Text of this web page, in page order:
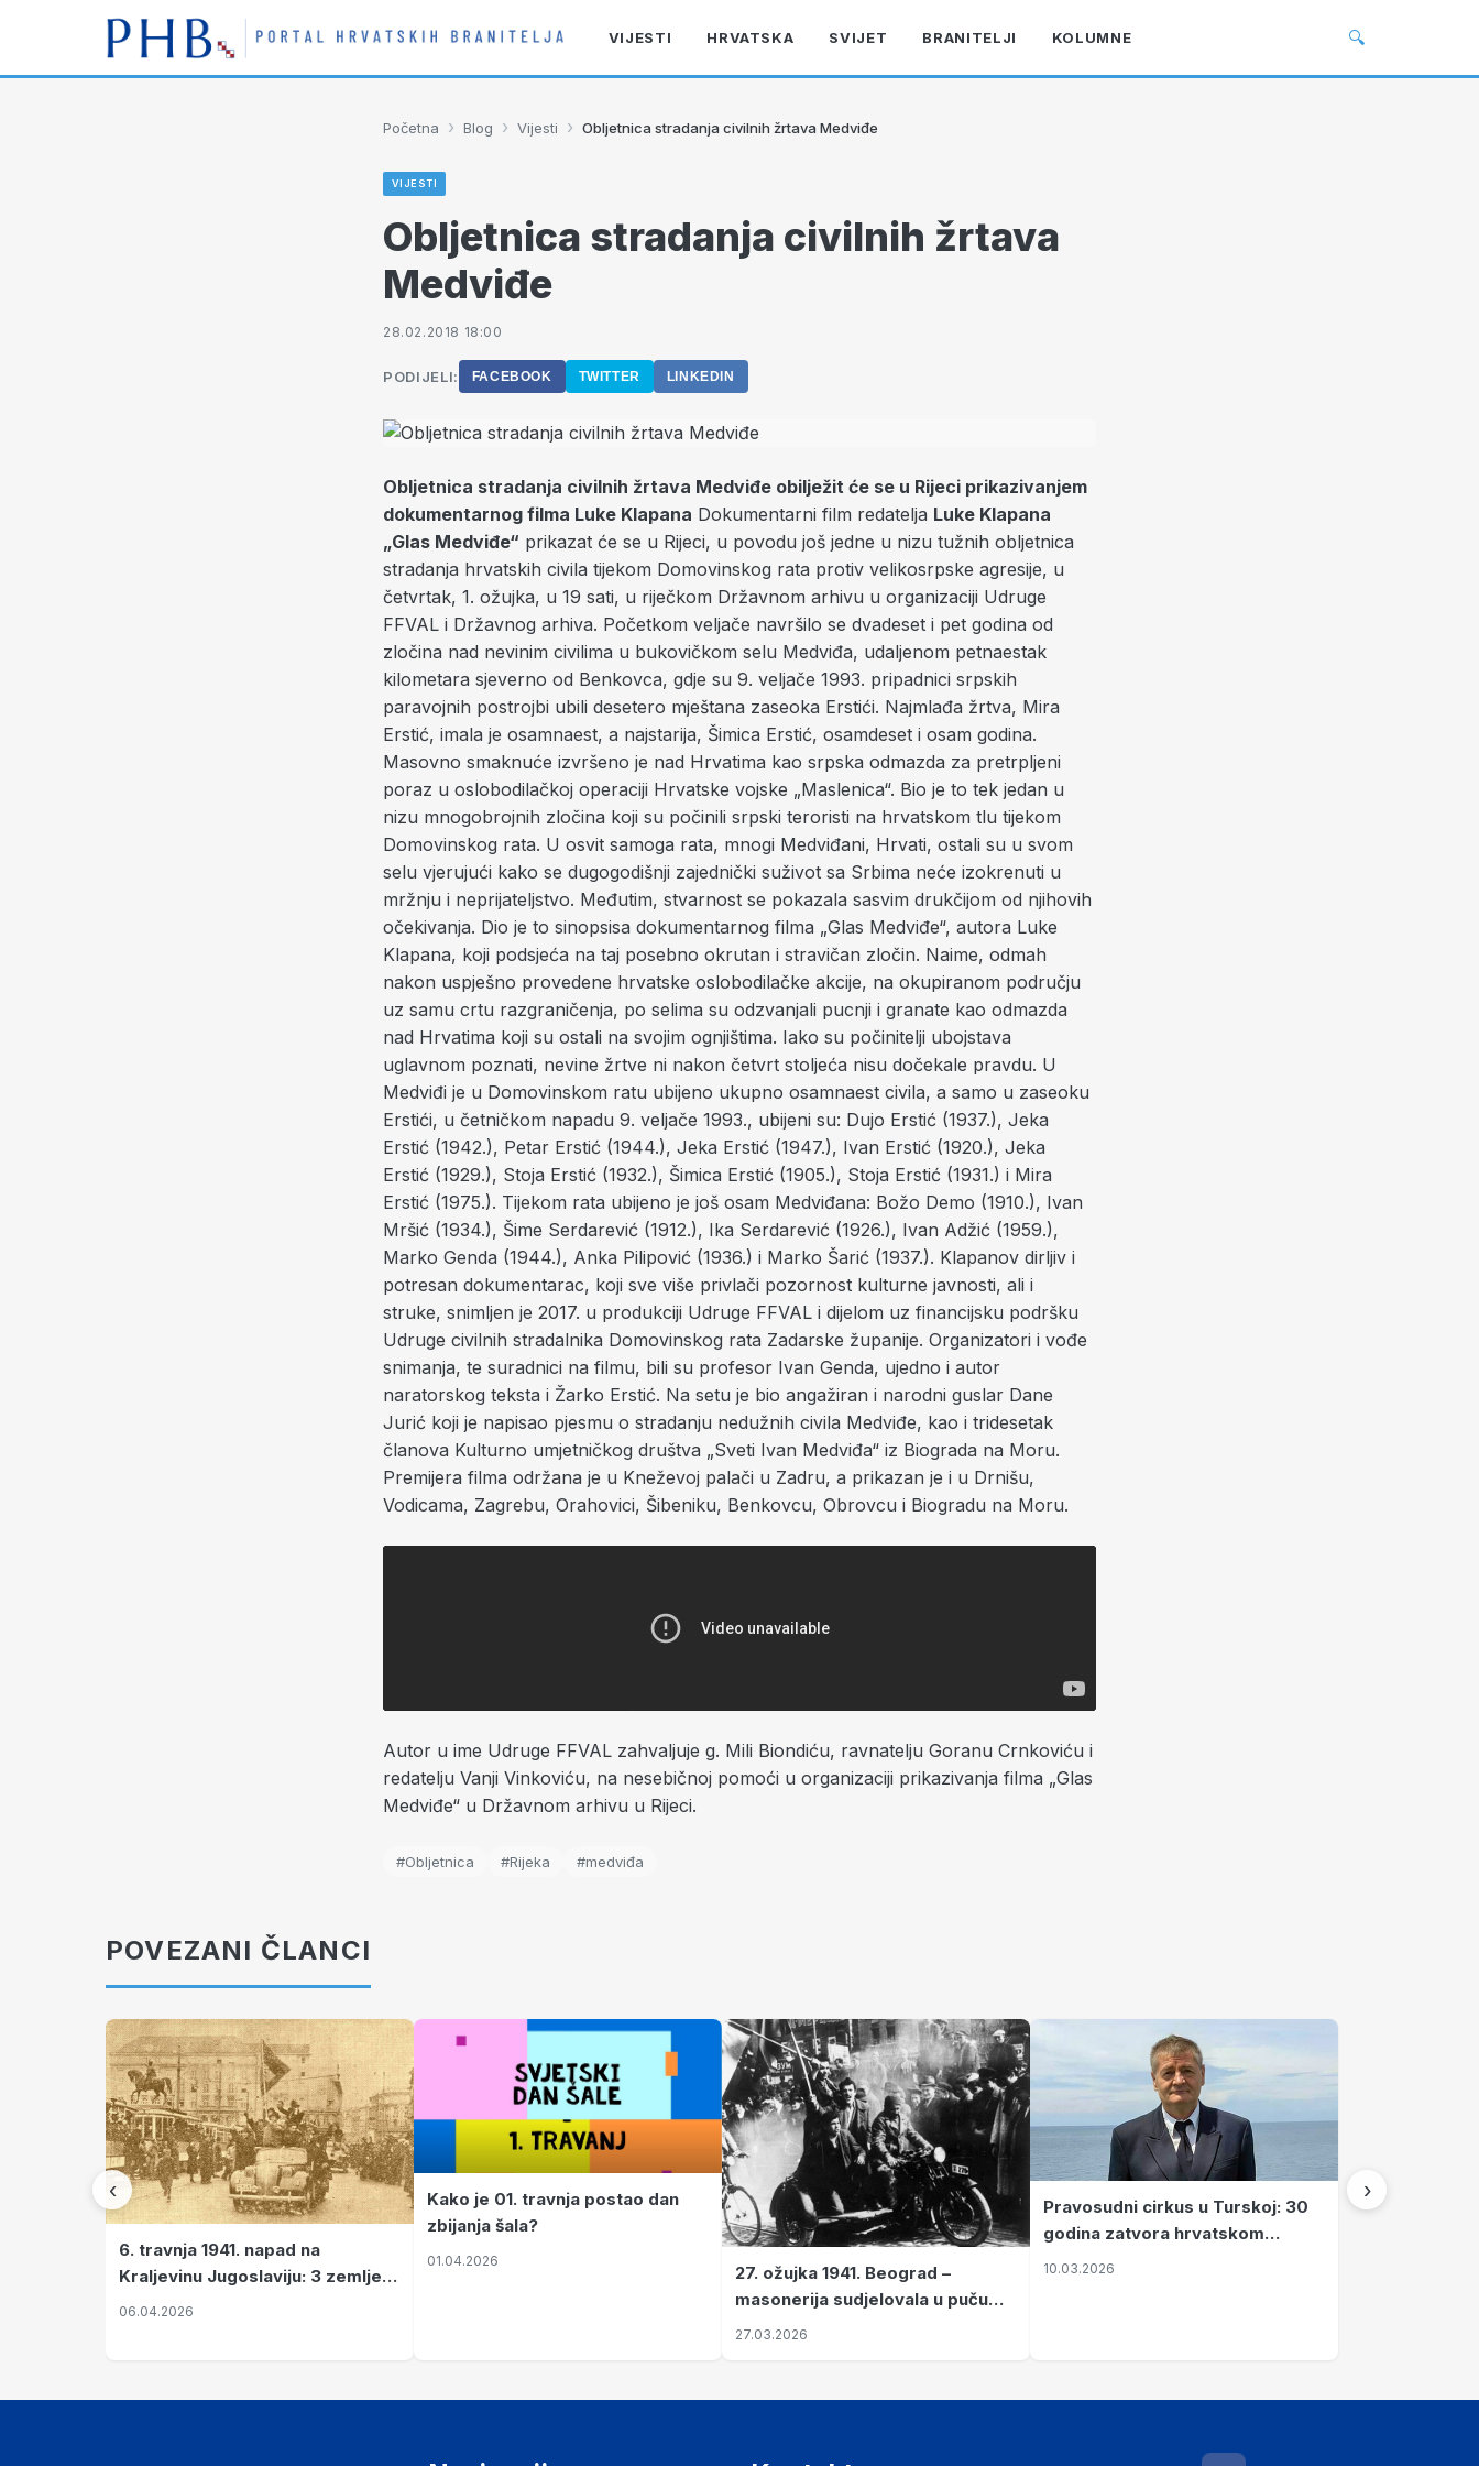
VIJESTI HRVATSKA SVIJET BRANITELJI KOLUMNE 🔍
Početna › Blog › Vijesti › Obljetnica stradanja civilnih žrtava Medviđe
VIJESTI
Obljetnica stradanja civilnih žrtava
Medviđe
28.02.2018 18:00
PODIJELI: FACEBOOK TWITTER LINKEDIN
Obljetnica stradanja civilnih žrtava Medviđe obilježit će se u Rijeci prikazivanjem
dokumentarnog filma Luke Klapana Dokumentarni film redatelja Luke Klapana
„Glas Medviđe“ prikazat će se u Rijeci, u povodu još jedne u nizu tužnih obljetnica
stradanja hrvatskih civila tijekom Domovinskog rata protiv velikosrpske agresije, u
četvrtak, 1. ožujka, u 19 sati, u riječkom Državnom arhivu u organizaciji Udruge
FFVAL i Državnog arhiva. Početkom veljače navršilo se dvadeset i pet godina od
zločina nad nevinim civilima u bukovičkom selu Medviđa, udaljenom petnaestak
kilometara sjeverno od Benkovca, gdje su 9. veljače 1993. pripadnici srpskih
paravojnih postrojbi ubili desetero mještana zaseoka Erstići. Najmlađa žrtva, Mira
Erstić, imala je osamnaest, a najstarija, Šimica Erstić, osamdeset i osam godina.
Masovno smaknuće izvršeno je nad Hrvatima kao srpska odmazda za pretrpljeni
poraz u oslobodilačkoj operaciji Hrvatske vojske „Maslenica“. Bio je to tek jedan u
nizu mnogobrojnih zločina koji su počinili srpski teroristi na hrvatskom tlu tijekom
Domovinskog rata. U osvit samoga rata, mnogi Medviđani, Hrvati, ostali su u svom
selu vjerujući kako se dugogodišnji zajednički suživot sa Srbima neće izokrenuti u
mržnju i neprijateljstvo. Međutim, stvarnost se pokazala sasvim drukčijom od njihovih
očekivanja. Dio je to sinopsisa dokumentarnog filma „Glas Medviđe“, autora Luke
Klapana, koji podsjeća na taj posebno okrutan i stravičan zločin. Naime, odmah
nakon uspješno provedene hrvatske oslobodilačke akcije, na okupiranom području
uz samu crtu razgraničenja, po selima su odzvanjali pucnji i granate kao odmazda
nad Hrvatima koji su ostali na svojim ognjištima. Iako su počinitelji ubojstava
uglavnom poznati, nevine žrtve ni nakon četvrt stoljeća nisu dočekale pravdu. U
Medviđi je u Domovinskom ratu ubijeno ukupno osamnaest civila, a samo u zaseoku
Erstići, u četničkom napadu 9. veljače 1993., ubijeni su: Dujo Erstić (1937.), Jeka
Erstić (1942.), Petar Erstić (1944.), Jeka Erstić (1947.), Ivan Erstić (1920.), Jeka
Erstić (1929.), Stoja Erstić (1932.), Šimica Erstić (1905.), Stoja Erstić (1931.) i Mira
Erstić (1975.). Tijekom rata ubijeno je još osam Medviđana: Božo Demo (1910.), Ivan
Mršić (1934.), Šime Serdarević (1912.), Ika Serdarević (1926.), Ivan Adžić (1959.),
Marko Genda (1944.), Anka Pilipović (1936.) i Marko Šarić (1937.). Klapanov dirljiv i
potresan dokumentarac, koji sve više privlači pozornost kulturne javnosti, ali i
struke, snimljen je 2017. u produkciji Udruge FFVAL i dijelom uz financijsku podršku
Udruge civilnih stradalnika Domovinskog rata Zadarske županije. Organizatori i vođe
snimanja, te suradnici na filmu, bili su profesor Ivan Genda, ujedno i autor
naratorskog teksta i Žarko Erstić. Na setu je bio angažiran i narodni guslar Dane
Jurić koji je napisao pjesmu o stradanju nedužnih civila Medviđe, kao i tridesetak
članova Kulturno umjetničkog društva „Sveti Ivan Medviđa“ iz Biograda na Moru.
Premijera filma održana je u Kneževoj palači u Zadru, a prikazan je i u Drnišu,
Vodicama, Zagrebu, Orahovici, Šibeniku, Benkovcu, Obrovcu i Biogradu na Moru.
Autor u ime Udruge FFVAL zahvaljuje g. Mili Biondiću, ravnatelju Goranu Crnkoviću i
redatelju Vanji Vinkoviću, na nesebičnoj pomoći u organizaciji prikazivanja filma „Glas
Medviđe“ u Državnom arhivu u Rijeci.
#Obljetnica #Rijeka #medviđa
POVEZANI ČLANCI
‹
6. travnja 1941. napad na
Kraljevinu Jugoslaviju: 3 zemlje
nastale njenim raspadom
06.04.2026
Kako je 01. travnja postao dan
zbijanja šala?
01.04.2026
27. ožujka 1941. Beograd –
masonerija sudjelovala u puču
koji je Jugoslaviju odveo u krvavi
27.03.2026
Pravosudni cirkus u Turskoj: 30
godina zatvora hrvatskom
kapetanu kojeg su sami pustili
10.03.2026
›